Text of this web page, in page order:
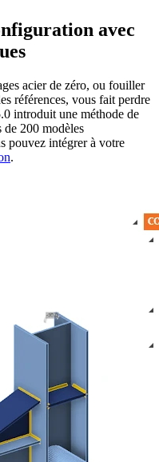
avec
acier de zéro, ou fouiller
références, vous fait perdre
introduit une méthode de
200 modèles
pouvez intégrer à votre
.